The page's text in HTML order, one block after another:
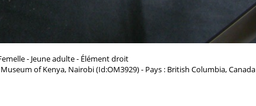
- Jeune adulte - Élément droit
of Kenya, Nairobi (Id:OM3929) - Pays : British Columbia, Canada